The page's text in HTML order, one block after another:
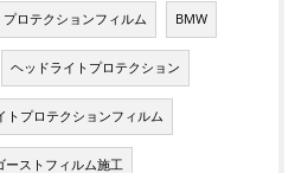
プロテクションフィルム BMW
ヘッドライトプロテクション
トプロテクションフィルム
ーストフィルム施工